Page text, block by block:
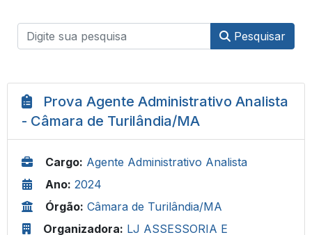
Pesquisar
Prova Agente Administrativo Analista
- Câmara de Turilândia/MA
Cargo: Agente Administrativo Analista
Ano: 2024
Órgão: Câmara de Turilândia/MA
Organizadora: LJ ASSESSORIA E